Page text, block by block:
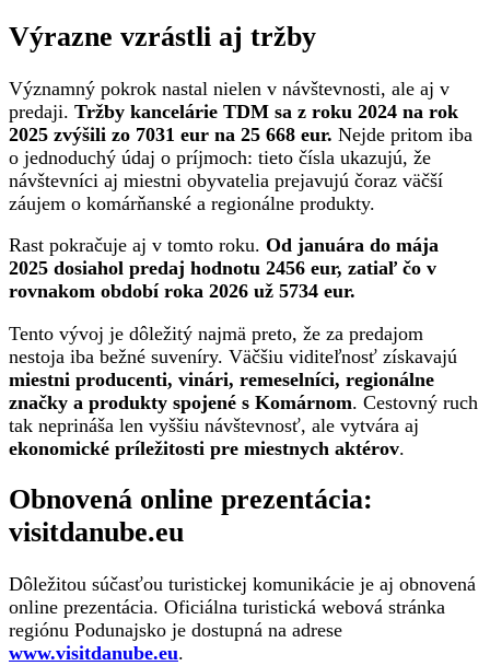
Výrazne vzrástli aj tržby
Významný pokrok nastal nielen v návštevnosti, ale aj v
predaji. Tržby kancelárie TDM sa z roku 2024 na rok
2025 zvýšili zo 7031 eur na 25 668 eur. Nejde pritom iba
o jednoduchý údaj o príjmoch: tieto čísla ukazujú, že
návštevníci aj miestni obyvatelia prejavujú čoraz väčší
záujem o komárňanské a regionálne produkty.
Rast pokračuje aj v tomto roku. Od januára do mája
2025 dosiahol predaj hodnotu 2456 eur, zatiaľ čo v
rovnakom období roka 2026 už 5734 eur.
Tento vývoj je dôležitý najmä preto, že za predajom
nestoja iba bežné suveníry. Väčšiu viditeľnosť získavajú
miestni producenti, vinári, remeselníci, regionálne
značky a produkty spojené s Komárnom. Cestovný ruch
tak neprináša len vyššiu návštevnosť, ale vytvára aj
ekonomické príležitosti pre miestnych aktérov.
Obnovená online prezentácia:
visitdanube.eu
Dôležitou súčasťou turistickej komunikácie je aj obnovená
online prezentácia. Oficiálna turistická webová stránka
regiónu Podunajsko je dostupná na adrese
www.visitdanube.eu.